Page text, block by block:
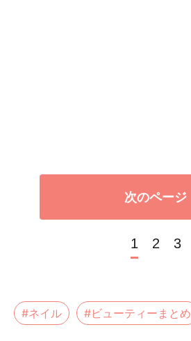
次のページ
1 2 3
#ネイル #ビューティーまとめ